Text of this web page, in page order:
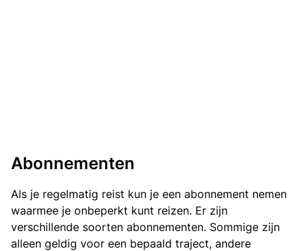
Abonnementen
Als je regelmatig reist kun je een abonnement nemen
waarmee je onbeperkt kunt reizen. Er zijn
verschillende soorten abonnementen. Sommige zijn
alleen geldig voor een bepaald traject, andere